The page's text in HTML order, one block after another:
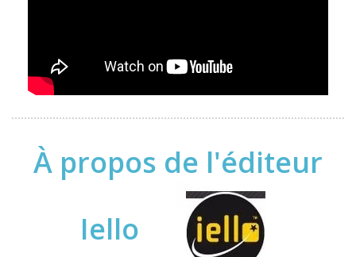
À propos de l'éditeur
Iello